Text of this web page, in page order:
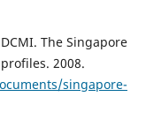
DCMI. The Singapore
2008.
singapore-